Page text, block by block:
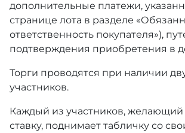
дополнительные платежи,
странице лота в разделе
ответственность покупателя»),
подтверждения приобретения в
Торги проводятся при наличии
участников.
Каждый из участников, желающий
ставку, поднимает табличку со